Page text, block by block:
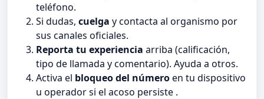
teléfono.
Si dudas, cuelga y contacta al organismo por
sus canales oficiales.
Reporta tu experiencia arriba (calificación,
tipo de llamada y comentario). Ayuda a otros.
Activa el bloqueo del númeroen tu dispositivo
u operador si el acoso persiste .